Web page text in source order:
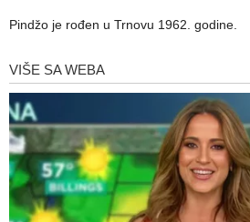
Pindžo je rođen u Trnovu 1962. godine.